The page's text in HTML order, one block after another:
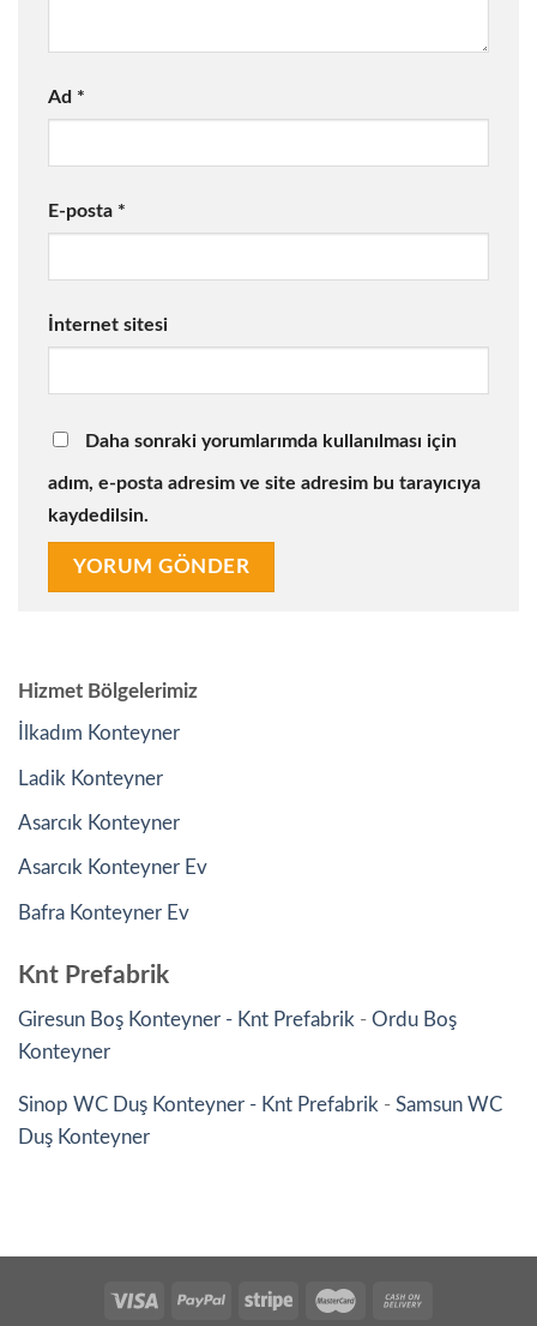
Ad *
E-posta *
İnternet sitesi
Daha sonraki yorumlarımda kullanılması için
adım, e-posta adresim ve site adresim bu tarayıcıya
kaydedilsin.
Hizmet Bölgelerimiz
İlkadım Konteyner
Ladik Konteyner
Asarcık Konteyner
Asarcık Konteyner Ev
Bafra Konteyner Ev
Knt Prefabrik
Giresun Boş Konteyner - Knt Prefabrik - Ordu Boş
Konteyner
Sinop WC Duş Konteyner - Knt Prefabrik - Samsun WC
Duş Konteyner